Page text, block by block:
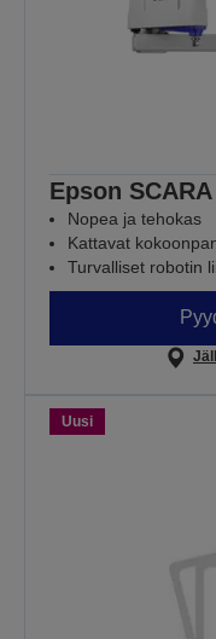
Epson
Nopea ja tehokas
Kattavat
Turvalliset robotin
Uusi